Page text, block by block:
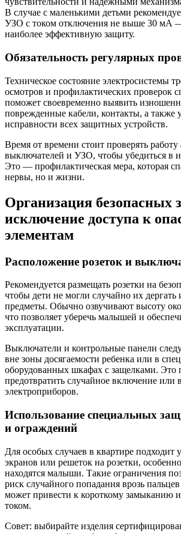
В случае с маленькими детьми
УЗО с током отключения не выше 30 мА
наиболее эффективную защиту.
Обязательность регулярных
Техническое состояние электросистемы
осмотров и профилактических проверок
поможет своевременно выявить
поврежденные кабели, контакты, а также
исправности всех защитных устройств.
Время от времени стоит проверять работу
выключателей и УЗО, чтобы убедиться в
Это — профилактическая мера, которая
нервы, но и жизни.
Организация безопасных
исключение доступа к
элементам
Расположение розеток и
Рекомендуется размещать розетки на
чтобы дети не могли случайно их дергать
предметы. Обычно озвучивают высоту
что позволяет уберечь малышей и
эксплуатации.
Выключатели и контрольные панели
вне зоны досягаемости ребенка или в
оборудованных шкафах с защелками. Это
предотвратить случайное включение или
электроприборов.
Использование специальных
и ограждений
Для особых случаев в квартире подходит
экранов или решеток на розетки,
находятся малыши. Такие ограничения
риск случайного попадания врозь
может привести к короткому замыканию
током.
Совет: выбирайте изделия